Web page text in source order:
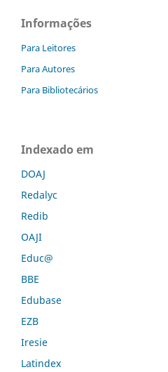
Informações
Para Leitores
Para Autores
Para Bibliotecários
Indexado em
DOAJ
Redalyc
Redib
OAJI
Educ@
BBE
Edubase
EZB
Iresie
Latindex